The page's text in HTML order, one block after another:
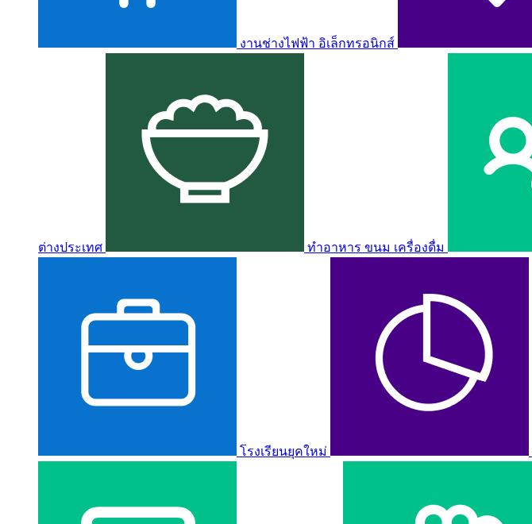
งานช่างไฟฟ้า อิเล็กทรอนิกส์
ต่างประเทศ ทำอาหาร ขนม เครื่องดื่ม
โรงเรียนยุคใหม่